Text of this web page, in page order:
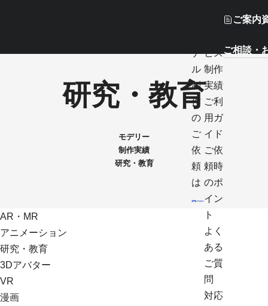
デ
ル
制
作
の
ご
依
頼
は
ビス
制作
実績
ご利
用ガ
イド
ご依
頼時
のポ
イン
ト
よく
ある
ご質
問
対応
ご案内
ご相談・
研究・教育
モデリー
制作実績
研究・教育
AR・MR
アニメーション
研究・教育
3Dアバター
VR
漫画